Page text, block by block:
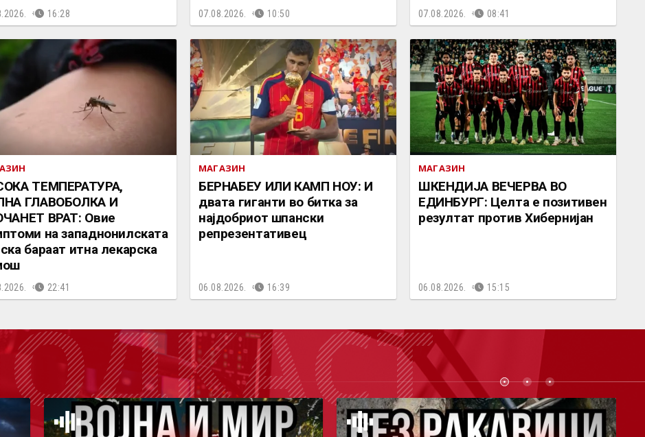
16:28 07.08.2026. 10:50 07.08.2026. 08:41
ТЕМПЕРАТУРА,
ГЛАВОБОЛКА И
ВРАТ: Овие
на западнонилската
бараат итна лекарска
22:41
МАГАЗИН
БЕРНАБЕУ ИЛИ КАМП НОУ: И
двата гиганти во битка за
најдобриот шпански
репрезентативец
06.08.2026. 16:39
МАГАЗИН
ШКЕНДИЈА ВЕЧЕРВА ВО
ЕДИНБУРГ: Целта е позитивен
резултат против Хибернијан
06.08.2026. 15:15